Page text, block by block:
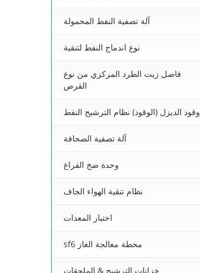
آلة تصفية النفط المحمولة
نوع اندماج النفط لتنقية
فاصل زيت الطرد المركزي من نوع
القرص
وقود الديزل (الوقود) نظام الترشيح النفط
آلة تصفية الصحافة
وحدة ضخ الفراغ
نظام تنقية الهواء الجاف
اختبار المعدات
sf6 محطة معالجة الغاز
خزانات الترشيح & الملحقات